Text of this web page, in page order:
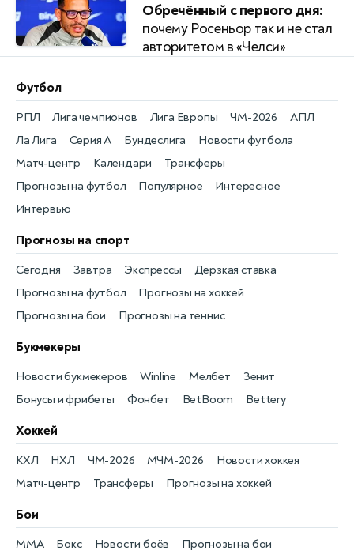
Обречённый с первого дня:
почему Росеньор так и не стал
авторитетом в «Челси»
Футбол
Новости футбола
РПЛ
Матч-центр
Лига чемпионов
Календари
Лига Европы
Трансферы
ЧМ-2026
Прогнозы на футбол
АПЛ
Популярное
Ла Лига
Интересное
Серия А
Интервью
Бундеслига
Прогнозы на спорт
Прогнозы на футбол
Сегодня
Прогнозы на хоккей
Завтра
Прогнозы на бои
Экспрессы
Прогнозы на теннис
Дерзкая ставка
Букмекеры
Бонусы и фрибеты
Новости букмекеров
Фонбет
Winline
BetBoom
Мелбет
Bettery
Зенит
Хоккей
Новости хоккея
КХЛ
Матч-центр
НХЛ
Трансферы
ЧМ-2026
Прогнозы на хоккей
МЧМ-2026
Бои
Новости боёв
MMA Прогнозы на бои
Бокс